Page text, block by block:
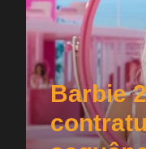
Barbie